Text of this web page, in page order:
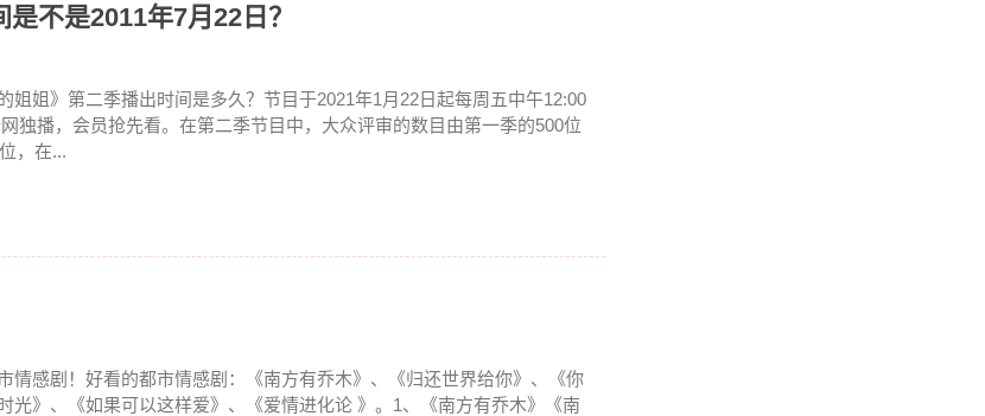
不是2011年7月22日？
姐姐》第二季播出时间是多久？节目于2021年1月22日起每周五中午12:00
独播，会员抢先看。在第二季节目中，大众评审的数目由第一季的500位
，在...
情感剧！好看的都市情感剧：《南方有乔木》、《归还世界给你》、《你
光》、《如果可以这样爱》、《爱情进化论 》。1、《南方有乔木》《南